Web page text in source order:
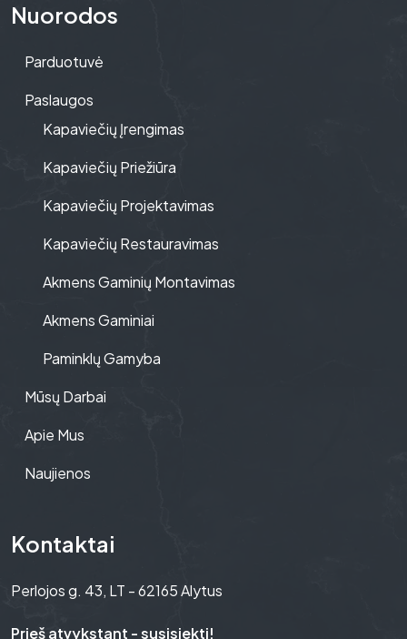
Nuorodos
Parduotuvė
Paslaugos
Kapaviečių Įrengimas
Kapaviečių Priežiūra
Kapaviečių Projektavimas
Kapaviečių Restauravimas
Akmens Gaminių Montavimas
Akmens Gaminiai
Paminklų Gamyba
Mūsų Darbai
Apie Mus
Naujienos
Kontaktai
Perlojos g. 43, LT - 62165 Alytus
Prieš atvykstant - susisiekti!